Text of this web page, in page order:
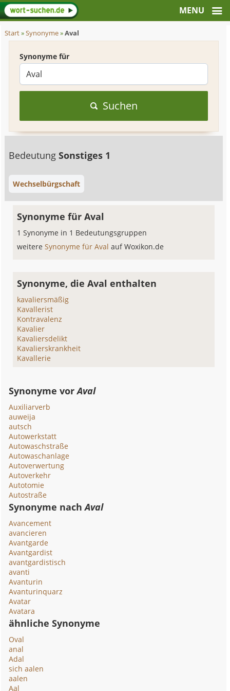
Start»Synonyme»Aval
Synonyme für
Suchen
BedeutungSonstiges 1
Wechselbürgschaft
Synonyme für Aval
1 Synonyme in 1 Bedeutungsgruppen
weitereSynonyme für Avalauf Woxikon.de
Synonyme, die Aval enthalten
kavaliersmäßig
Kavallerist
Kontravalenz
Kavalier
Kavaliersdelikt
Kavalierskrankheit
Kavallerie
Synonyme vorAval
Auxiliarverb
auweija
autsch
Autowerkstatt
Autowaschstraße
Autowaschanlage
Autoverwertung
Autoverkehr
Autotomie
Autostraße
Synonyme nachAval
Avancement
avancieren
Avantgarde
Avantgardist
avantgardistisch
avanti
Avanturin
Avanturinquarz
Avatar
Avatara
ähnliche Synonyme
Oval
anal
Adal
sich aalen
aalen
Aal